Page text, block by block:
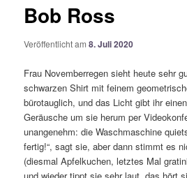
Bob Ross
Veröffentlicht am8. Juli 2020
Frau Novemberregen sieht heute sehr
schwarzen Shirt mit feinem
bürotauglich, und das Licht gibt ihr
Geräusche um sie herum per
unangenehm: die Waschmaschine
fertig!“, sagt sie, aber dann stimmt es
(diesmal Apfelkuchen, letztes Mal
und wieder tippt sie sehr laut, das hört